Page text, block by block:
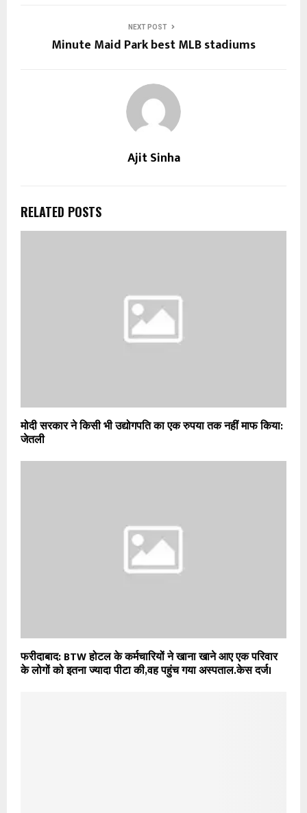
NEXT POST
Minute Maid Park best MLB stadiums
Ajit Sinha
RELATED POSTS
मोदी सरकार ने किसी भी उद्योगपति का एक रुपया तक नहीं माफ किया:
जेतली
फरीदाबाद: BTW होटल के कर्मचारियों ने खाना खाने आए एक परिवार
के लोगों को इतना ज्यादा पीटा की,वह पहुंच गया अस्पताल.केस दर्ज।